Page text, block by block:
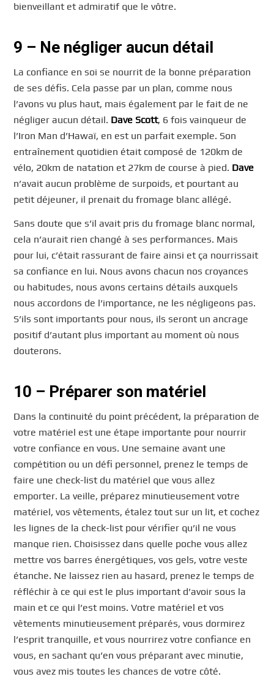
bienveillant et admiratif que le vôtre.
9 – Ne négliger aucun détail
La confiance en soi se nourrit de la bonne préparation
de ses défis. Cela passe par un plan, comme nous
l’avons vu plus haut, mais également par le fait de ne
négliger aucun détail. Dave Scott, 6 fois vainqueur de
l’Iron Man d’Hawaï, en est un parfait exemple. Son
entraînement quotidien était composé de 120km de
vélo, 20km de natation et 27km de course à pied. Dave
n’avait aucun problème de surpoids, et pourtant au
petit déjeuner, il prenait du fromage blanc allégé.
Sans doute que s’il avait pris du fromage blanc normal,
cela n’aurait rien changé à ses performances. Mais
pour lui, c’était rassurant de faire ainsi et ça nourrissait
sa confiance en lui. Nous avons chacun nos croyances
ou habitudes, nous avons certains détails auxquels
nous accordons de l’importance, ne les négligeons pas.
S’ils sont importants pour nous, ils seront un ancrage
positif d’autant plus important au moment où nous
douterons.
10 – Préparer son matériel
Dans la continuité du point précédent, la préparation de
votre matériel est une étape importante pour nourrir
votre confiance en vous. Une semaine avant une
compétition ou un défi personnel, prenez le temps de
faire une check-list du matériel que vous allez
emporter. La veille, préparez minutieusement votre
matériel, vos vêtements, étalez tout sur un lit, et cochez
les lignes de la check-list pour vérifier qu’il ne vous
manque rien. Choisissez dans quelle poche vous allez
mettre vos barres énergétiques, vos gels, votre veste
étanche. Ne laissez rien au hasard, prenez le temps de
réfléchir à ce qui est le plus important d’avoir sous la
main et ce qui l’est moins. Votre matériel et vos
vêtements minutieusement préparés, vous dormirez
l’esprit tranquille, et vous nourrirez votre confiance en
vous, en sachant qu’en vous préparant avec minutie,
vous avez mis toutes les chances de votre côté.